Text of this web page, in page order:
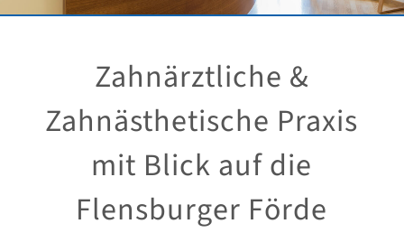
Zahnärztliche &
Zahnästhetische Praxis
mit Blick auf die
Flensburger Förde